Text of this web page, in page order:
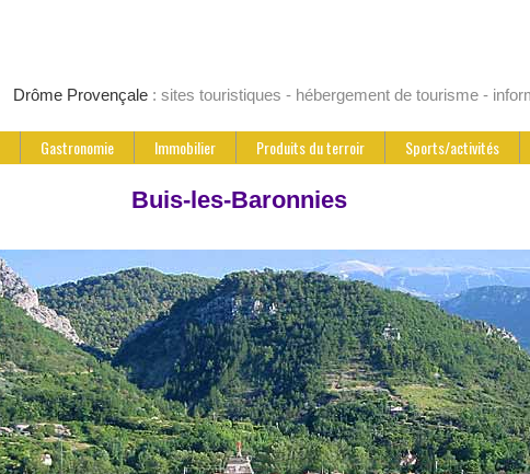
Drôme Provençale : sites touristiques - hébergement de tourisme -
Gastronomie Immobilier Produits du terroir Sports/activités
Buis-les-Baronnies